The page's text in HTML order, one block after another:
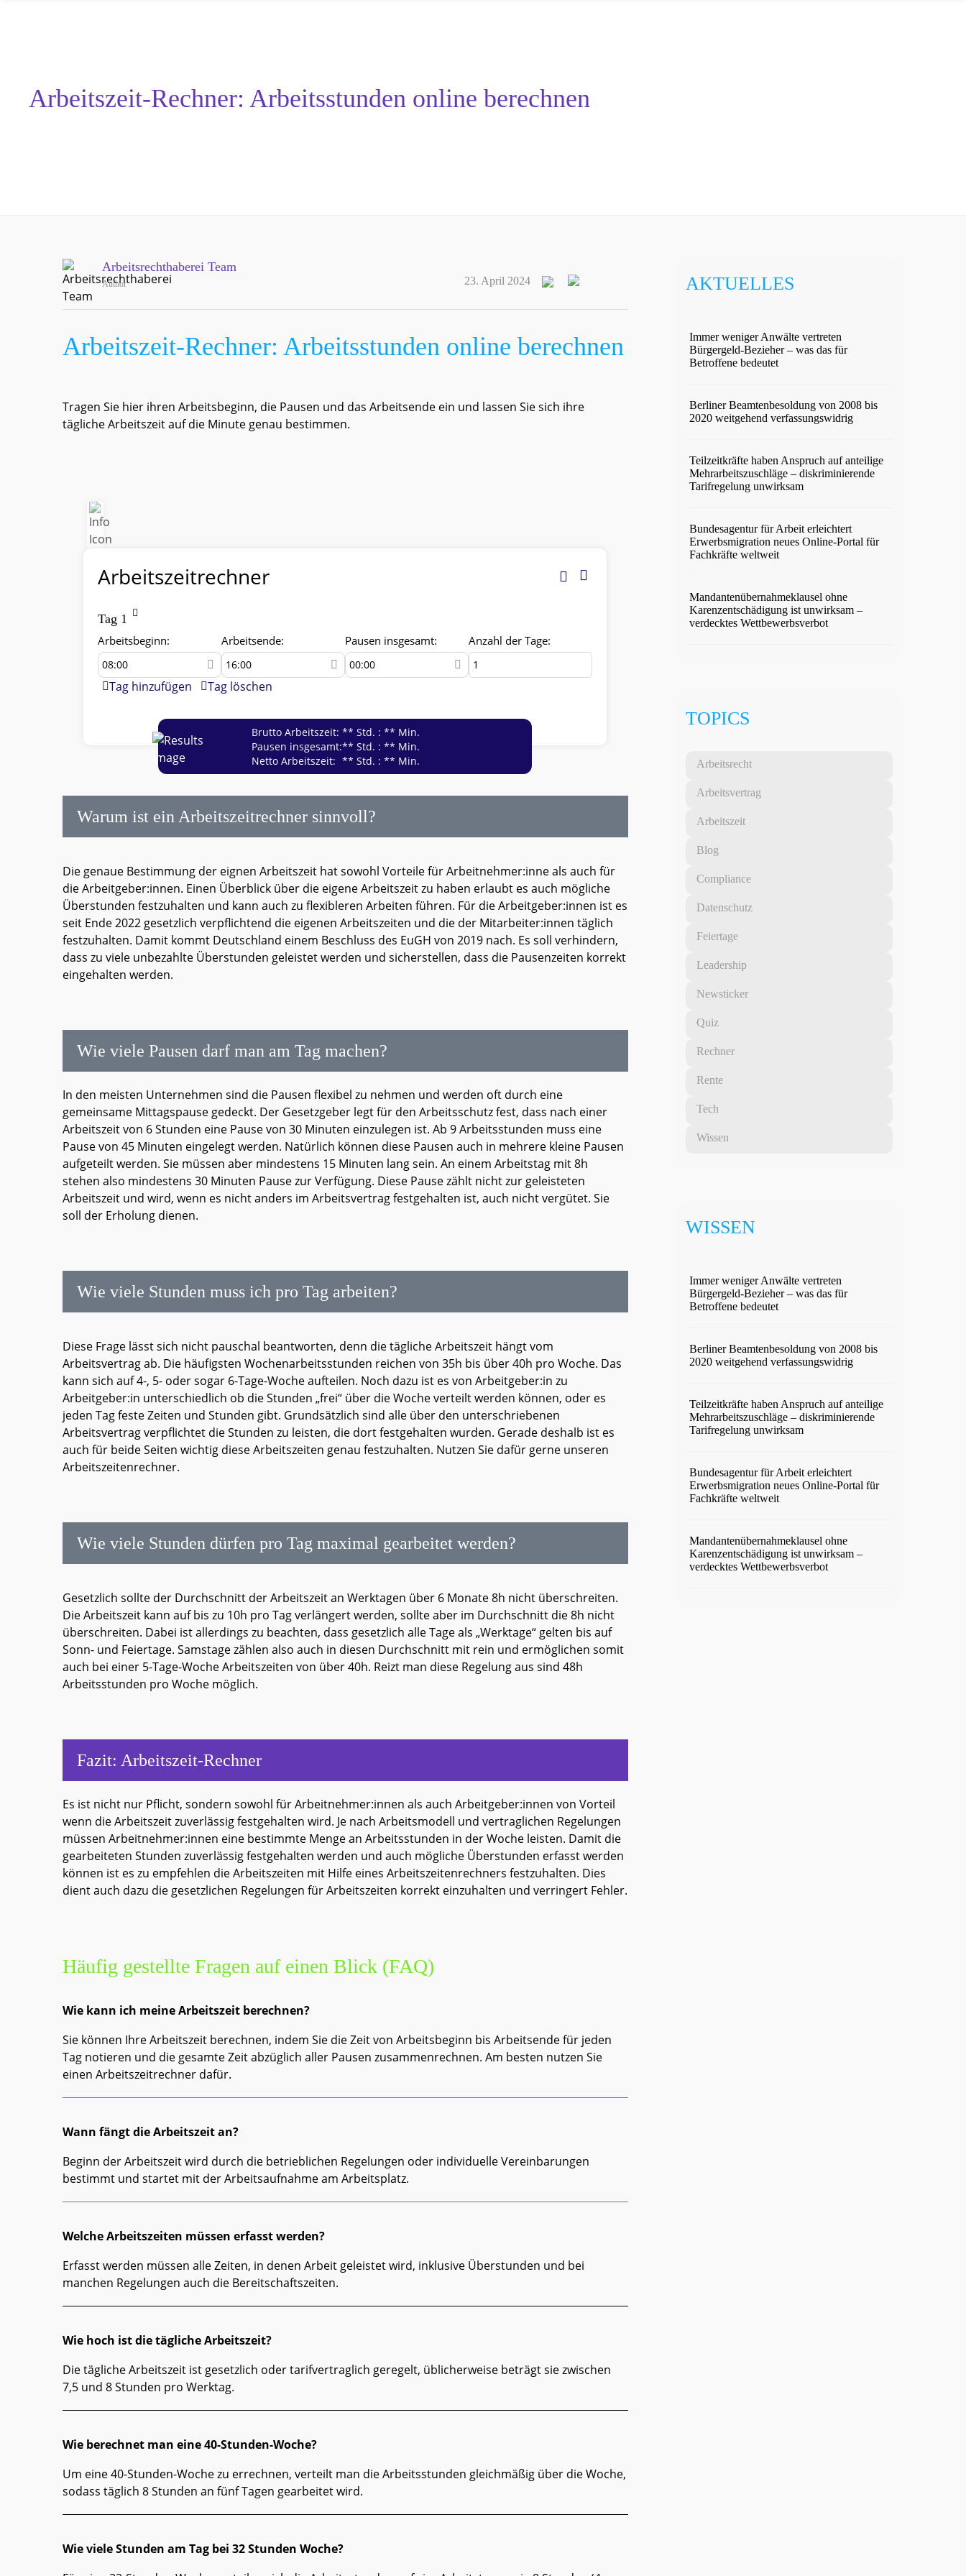
Arbeitszeit-Rechner: Arbeitsstunden online berechnen
Arbeitsrechthaberei Team
Author 23. April 2024
Arbeitszeit-Rechner: Arbeitsstunden online berechnen
Tragen Sie hier ihren Arbeitsbeginn, die Pausen und das Arbeitsende ein und lassen Sie sich ihre
tägliche Arbeitszeit auf die Minute genau bestimmen.
Arbeitszeitrechner
Tag 1
Arbeitsbeginn:
Arbeitsende: Pausen insgesamt: Anzahl der Tage:
Tag hinzufügen Tag löschen
Brutto Arbeitszeit: ** Std. : ** Min.
Pausen insgesamt:** Std. : ** Min.
Netto Arbeitszeit: ** Std. : ** Min.
Warum ist ein Arbeitszeitrechner sinnvoll?
Die genaue Bestimmung der eignen Arbeitszeit hat sowohl Vorteile für Arbeitnehmer:inne als auch für
die Arbeitgeber:innen. Einen Überblick über die eigene Arbeitszeit zu haben erlaubt es auch mögliche
Überstunden festzuhalten und kann auch zu flexibleren Arbeiten führen. Für die Arbeitgeber:innen ist es
seit Ende 2022 gesetzlich verpflichtend die eigenen Arbeitszeiten und die der Mitarbeiter:innen täglich
festzuhalten. Damit kommt Deutschland einem Beschluss des EuGH von 2019 nach. Es soll verhindern,
dass zu viele unbezahlte Überstunden geleistet werden und sicherstellen, dass die Pausenzeiten korrekt
eingehalten werden.
Wie viele Pausen darf man am Tag machen?
In den meisten Unternehmen sind die Pausen flexibel zu nehmen und werden oft durch eine
gemeinsame Mittagspause gedeckt. Der Gesetzgeber legt für den Arbeitsschutz fest, dass nach einer
Arbeitszeit von 6 Stunden eine Pause von 30 Minuten einzulegen ist. Ab 9 Arbeitsstunden muss eine
Pause von 45 Minuten eingelegt werden. Natürlich können diese Pausen auch in mehrere kleine Pausen
aufgeteilt werden. Sie müssen aber mindestens 15 Minuten lang sein. An einem Arbeitstag mit 8h
stehen also mindestens 30 Minuten Pause zur Verfügung. Diese Pause zählt nicht zur geleisteten
Arbeitszeit und wird, wenn es nicht anders im Arbeitsvertrag festgehalten ist, auch nicht vergütet. Sie
soll der Erholung dienen.
Wie viele Stunden muss ich pro Tag arbeiten?
Diese Frage lässt sich nicht pauschal beantworten, denn die tägliche Arbeitszeit hängt vom
Arbeitsvertrag ab. Die häufigsten Wochenarbeitsstunden reichen von 35h bis über 40h pro Woche. Das
kann sich auf 4-, 5- oder sogar 6-Tage-Woche aufteilen. Noch dazu ist es von Arbeitgeber:in zu
Arbeitgeber:in unterschiedlich ob die Stunden „frei“ über die Woche verteilt werden können, oder es
jeden Tag feste Zeiten und Stunden gibt. Grundsätzlich sind alle über den unterschriebenen
Arbeitsvertrag verpflichtet die Stunden zu leisten, die dort festgehalten wurden. Gerade deshalb ist es
auch für beide Seiten wichtig diese Arbeitszeiten genau festzuhalten. Nutzen Sie dafür gerne unseren
Arbeitszeitenrechner.
Wie viele Stunden dürfen pro Tag maximal gearbeitet werden?
Gesetzlich sollte der Durchschnitt der Arbeitszeit an Werktagen über 6 Monate 8h nicht überschreiten.
Die Arbeitszeit kann auf bis zu 10h pro Tag verlängert werden, sollte aber im Durchschnitt die 8h nicht
überschreiten. Dabei ist allerdings zu beachten, dass gesetzlich alle Tage als „Werktage“ gelten bis auf
Sonn- und Feiertage. Samstage zählen also auch in diesen Durchschnitt mit rein und ermöglichen somit
auch bei einer 5-Tage-Woche Arbeitszeiten von über 40h. Reizt man diese Regelung aus sind 48h
Arbeitsstunden pro Woche möglich.
Fazit: Arbeitszeit-Rechner
Es ist nicht nur Pflicht, sondern sowohl für Arbeitnehmer:innen als auch Arbeitgeber:innen von Vorteil
wenn die Arbeitszeit zuverlässig festgehalten wird. Je nach Arbeitsmodell und vertraglichen Regelungen
müssen Arbeitnehmer:innen eine bestimmte Menge an Arbeitsstunden in der Woche leisten. Damit die
gearbeiteten Stunden zuverlässig festgehalten werden und auch mögliche Überstunden erfasst werden
können ist es zu empfehlen die Arbeitszeiten mit Hilfe eines Arbeitszeitenrechners festzuhalten. Dies
dient auch dazu die gesetzlichen Regelungen für Arbeitszeiten korrekt einzuhalten und verringert Fehler.
Häufig gestellte Fragen auf einen Blick (FAQ)
Wie kann ich meine Arbeitszeit berechnen?
Sie können Ihre Arbeitszeit berechnen, indem Sie die Zeit von Arbeitsbeginn bis Arbeitsende für jeden
Tag notieren und die gesamte Zeit abzüglich aller Pausen zusammenrechnen. Am besten nutzen Sie
einen Arbeitszeitrechner dafür.
Wann fängt die Arbeitszeit an?
Beginn der Arbeitszeit wird durch die betrieblichen Regelungen oder individuelle Vereinbarungen
bestimmt und startet mit der Arbeitsaufnahme am Arbeitsplatz.
Welche Arbeitszeiten müssen erfasst werden?
Erfasst werden müssen alle Zeiten, in denen Arbeit geleistet wird, inklusive Überstunden und bei
manchen Regelungen auch die Bereitschaftszeiten.
Wie hoch ist die tägliche Arbeitszeit?
Die tägliche Arbeitszeit ist gesetzlich oder tarifvertraglich geregelt, üblicherweise beträgt sie zwischen
7,5 und 8 Stunden pro Werktag.
Wie berechnet man eine 40-Stunden-Woche?
Um eine 40-Stunden-Woche zu errechnen, verteilt man die Arbeitsstunden gleichmäßig über die Woche,
sodass täglich 8 Stunden an fünf Tagen gearbeitet wird.
Wie viele Stunden am Tag bei 32 Stunden Woche?
AKTUELLES
Immer weniger Anwälte vertreten
Bürgergeld-Bezieher – was das für
Betroffene bedeutet
Berliner Beamtenbesoldung von 2008 bis
2020 weitgehend verfassungswidrig
Teilzeitkräfte haben Anspruch auf anteilige
Mehrarbeitszuschläge – diskriminierende
Tarifregelung unwirksam
Bundesagentur für Arbeit erleichtert
Erwerbsmigration neues Online-Portal für
Fachkräfte weltweit
Mandantenübernahmeklausel ohne
Karenzentschädigung ist unwirksam –
verdecktes Wettbewerbsverbot
TOPICS
Arbeitsrecht
Arbeitsvertrag
Arbeitszeit
Blog
Compliance
Datenschutz
Feiertage
Leadership
Newsticker
Quiz
Rechner
Rente
Tech
Wissen
WISSEN
Immer weniger Anwälte vertreten
Bürgergeld-Bezieher – was das für
Betroffene bedeutet
Berliner Beamtenbesoldung von 2008 bis
2020 weitgehend verfassungswidrig
Teilzeitkräfte haben Anspruch auf anteilige
Mehrarbeitszuschläge – diskriminierende
Tarifregelung unwirksam
Bundesagentur für Arbeit erleichtert
Erwerbsmigration neues Online-Portal für
Fachkräfte weltweit
Mandantenübernahmeklausel ohne
Karenzentschädigung ist unwirksam –
verdecktes Wettbewerbsverbot